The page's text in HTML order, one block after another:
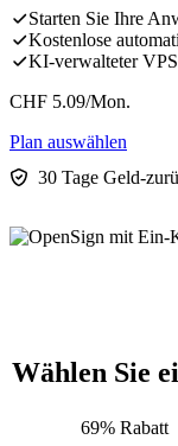
Starten Sie Ihre
Kostenlose
KI-verwalteter VPS
CHF 5.09/Mon.
Plan auswählen
30 Tage Geld-
Wählen Sie
69% Rabatt